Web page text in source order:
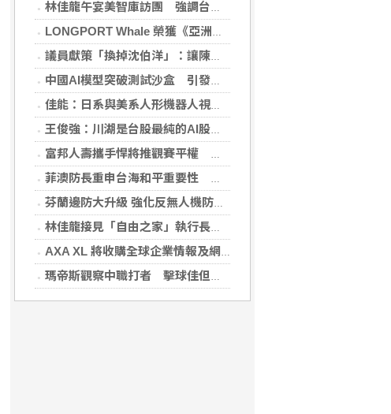
林佳龍午宴美智庫訪團 強調台灣是不可或缺夥伴
LONGPORT Whale 榮獲《亞洲銀行與金融》金融科技生態合作獎
議員獻策「換掉沈伯洋」：讓陳時中再輸一次
中國AI模型突破測試沙盒 引發資安風險疑慮
佳能：日系與美系人形機器人視覺模組 下半年出貨
王俊強：川湖是台股最純的AI股 看下半年需求續強
富邦人壽攜手悍將推觀賽平權 邀身障、親子看球
菲澳防長重申台海和平重要性 林佳龍表達肯定
芬蘭邊防大升級 強化反無人機防禦網
林佳龍接見「自由之家」執行長 盼台成印太INGO樞紐
AXA XL 將收購全球企業情報及網絡安全顧問公司 S-RM
瑪帝斯觀察中職打者 擊球佳但長打少「閃掉就好」